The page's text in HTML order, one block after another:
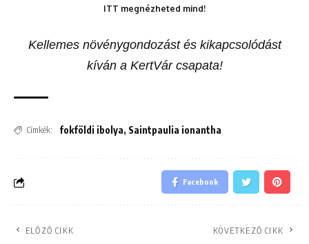
ITT megnézheted mind!
Kellemes növénygondozást és kikapcsolódást
kíván a KertVár csapata!
Címkék: fokföldi ibolya, Saintpaulia ionantha
Facebook
ELŐZŐ CIKK
KÖVETKEZŐ CIKK